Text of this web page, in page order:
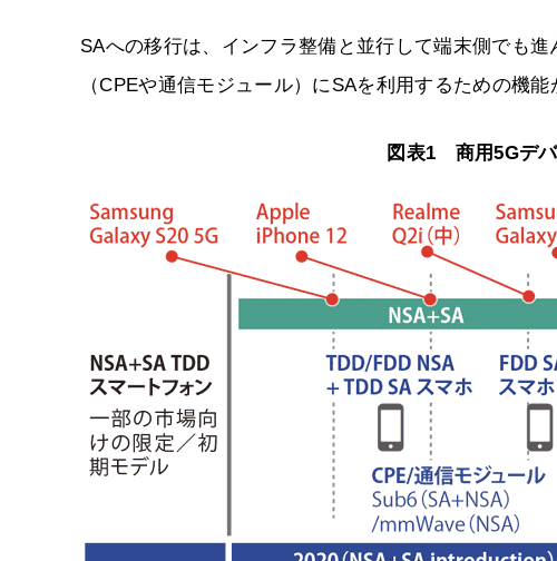
SAへの移行は、インフラ整備と並行して端末側でも
（CPEや通信モジュール）にSAを利用するための機
図表1 商用5Gデ